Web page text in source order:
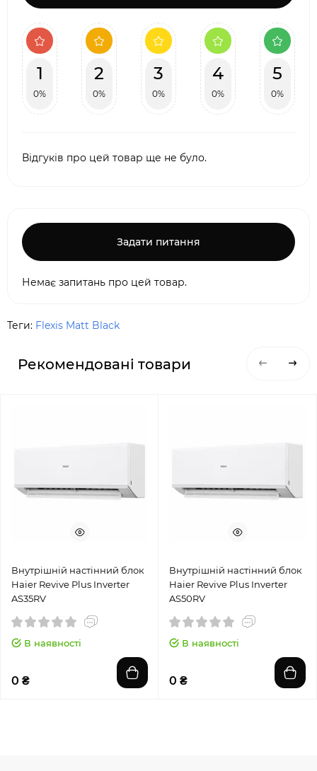
1
0%
2
0%
3
0%
4
0%
5
0%
Відгуків про цей товар ще не було.
Задати питання
Немає запитань про цей товар.
Теги: Flexis Matt Black
Рекомендовані товари
Внутрішній настінний блок
Haier Revive Plus Inverter
AS35RV
В наявності
0 ₴
Внутрішній настінний блок
Haier Revive Plus Inverter
AS50RV
В наявності
0 ₴